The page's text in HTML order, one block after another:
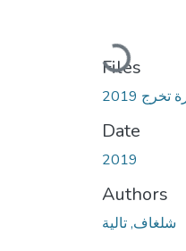
Loading...
Files
Date
2019
Authors
شلغاف, تالية